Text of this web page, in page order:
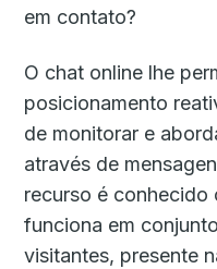
em contato?
O chat online lhe
posicionamento
de monitorar e
através de
recurso é conhecido
funciona em
visitantes, presente